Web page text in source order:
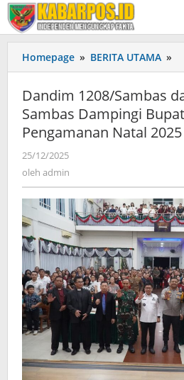
Lewati
ke
konten
Homepage » BERITA UTAMA »
Dandim 1208/Sambas
Sambas Dampingi
Pengamanan Natal 2025
25/12/2025
oleh admin